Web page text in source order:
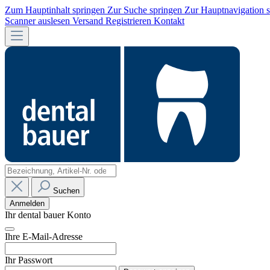
Zum Hauptinhalt springen Zur Suche springen Zur Hauptnavigation
Scanner auslesen Versand Registrieren Kontakt
Suchen
Anmelden
Ihr dental bauer Konto
Ihre E-Mail-Adresse
Ihr Passwort